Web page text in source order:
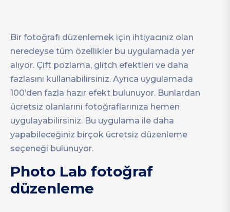
Bir fotoğrafı düzenlemek için ihtiyacınız olan
neredeyse tüm özellikler bu uygulamada yer
alıyor. Çift pozlama, glitch efektleri ve daha
fazlasını kullanabilirsiniz. Ayrıca uygulamada
100’den fazla hazır efekt bulunuyor. Bunlardan
ücretsiz olanlarını fotoğraflarınıza hemen
uygulayabilirsiniz. Bu uygulama ile daha
yapabileceğiniz birçok ücretsiz düzenleme
seçeneği bulunuyor.
Photo Lab fotoğraf
düzenleme